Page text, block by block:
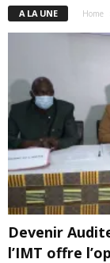
A LA UNE Home
Devenir
l’IMT offre